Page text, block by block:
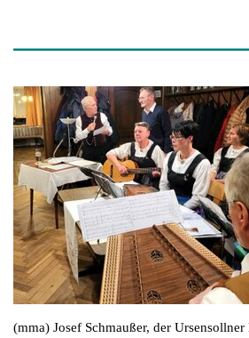
(mma) Josef Schmaußer, der